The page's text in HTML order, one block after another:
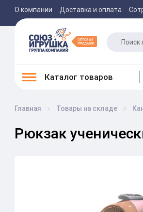
О компании Доставка и оплата
Каталог товаров
Главная Товары на складе
Рюкзак